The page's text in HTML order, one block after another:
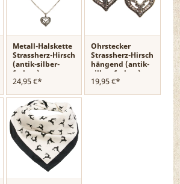
Metall-Halskette
Strassherz-Hirsch
(antik-silber-
farben)
24,95 €*
Ohrstecker
Strassherz-Hirsch
hängend (antik-
silber-farben)
19,95 €*